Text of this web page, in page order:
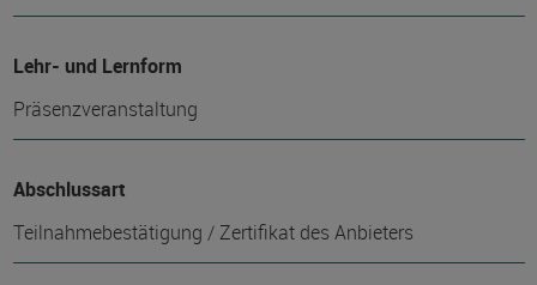
Lehr- und Lernform
Präsenzveranstaltung
Abschlussart
Teilnahmebestätigung / Zertifikat des Anbieters